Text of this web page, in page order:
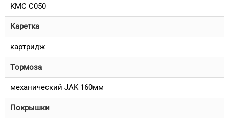
KMC C050
Каретка
картридж
Тормоза
механический JAK 160мм
Покрышки